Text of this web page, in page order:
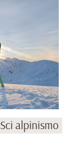
Sci alpinismo